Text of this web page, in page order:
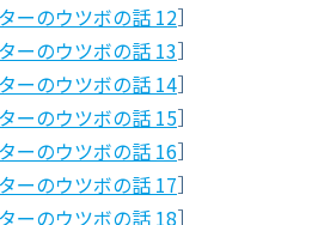
ーのウツボの話 12］
ーのウツボの話 13］
ーのウツボの話 14］
ーのウツボの話 15］
ーのウツボの話 16］
ーのウツボの話 17］
ーのウツボの話 18］